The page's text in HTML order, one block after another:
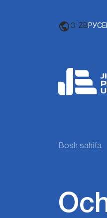
O'ZB РУС
Bosh sahifa